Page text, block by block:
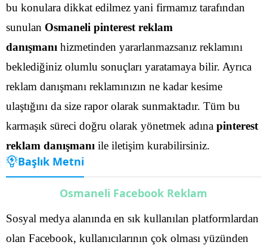
bu konulara dikkat edilmez yani firmamız tarafından
sunulan Osmaneli pinterest reklam
danışmanı hizmetinden yararlanmazsanız reklamını
beklediğiniz olumlu sonuçları yaratamaya bilir. Ayrıca
reklam danışmanı reklamınızın ne kadar kesime
ulaştığını da size rapor olarak sunmaktadır. Tüm bu
karmaşık süreci doğru olarak yönetmek adına pinterest
reklam danışmanı ile iletişim kurabilirsiniz.
Başlık Metni
Osmaneli Facebook Reklam
Sosyal medya alanında en sık kullanılan platformlardan
olan Facebook, kullanıcılarının çok olması yüzünden